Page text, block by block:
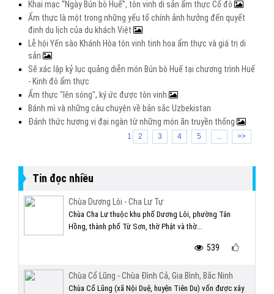
Khai mạc “Ngày Bún bò Huế”, tôn vinh di sản ẩm thực Cố đô
Ẩm thực là một trong những yếu tố chính ảnh hưởng đến quyết
định du lịch của du khách Việt
Lễ hội Yến sào Khánh Hòa tôn vinh tinh hoa ẩm thực và giá trị di
sản
Sẽ xác lập kỷ lục quảng diễn món Bún bò Huế tại chương trình Huế
- Kinh đô ẩm thực
Ẩm thực "lên sóng", ký ức được tôn vinh
Bánh mì và những câu chuyện về bản sắc Uzbekistan
Đánh thức hương vị đại ngàn từ những món ăn truyền thống
1 2 3 4 5 ... >>
Tin đọc nhiều
Chùa Dương Lôi - Cha Lư Tự
Chùa Cha Lư thuộc khu phố Dương Lôi, phường Tân
Hồng, thành phố Từ Sơn, thờ Phật và thờ...
539
Chùa Cổ Lũng - Chùa Đình Cả, Gia Bình, Bắc Ninh
Chùa Cổ Lũng (xã Nội Duệ, huyện Tiên Du) vốn được xây